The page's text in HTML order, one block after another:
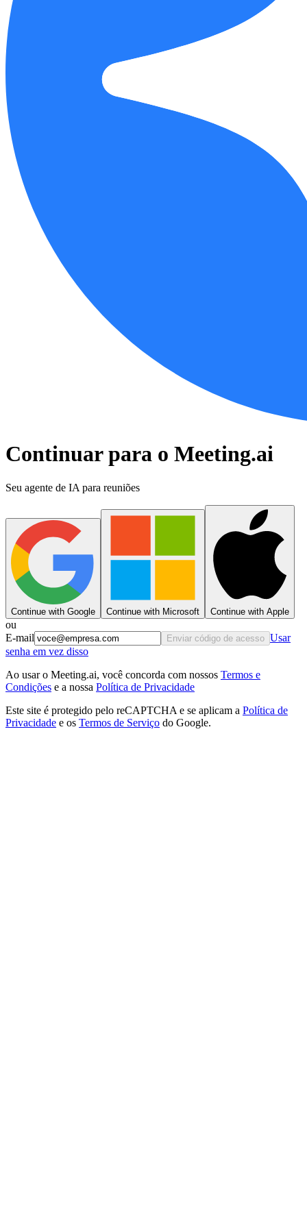
Continuar para o Meeting.ai
Seu agente de IA para reuniões
Continue with Google Continue with Microsoft Continue with Apple
ou
E-mail
Enviar código de acesso Usar
senha em vez disso
Ao usar o Meeting.ai, você concorda com nossos Termos e
Condições e a nossa Política de Privacidade
Este site é protegido pelo reCAPTCHA e se aplicam a Política de
Privacidade e os Termos de Serviço do Google.